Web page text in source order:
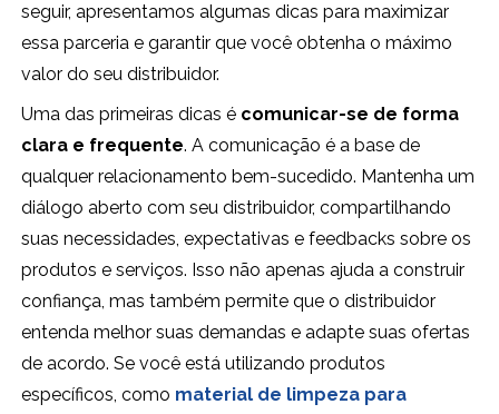
seguir, apresentamos algumas dicas para maximizar
essa parceria e garantir que você obtenha o máximo
valor do seu distribuidor.
Uma das primeiras dicas é comunicar-se de forma
clara e frequente. A comunicação é a base de
qualquer relacionamento bem-sucedido. Mantenha um
diálogo aberto com seu distribuidor, compartilhando
suas necessidades, expectativas e feedbacks sobre os
produtos e serviços. Isso não apenas ajuda a construir
confiança, mas também permite que o distribuidor
entenda melhor suas demandas e adapte suas ofertas
de acordo. Se você está utilizando produtos
específicos, como material de limpeza para